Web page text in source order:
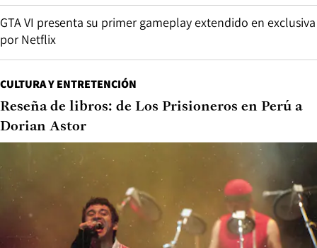
GTA VI presenta su primer gameplay extendido en exclusiva
por Netflix
CULTURA Y ENTRETENCIÓN
Reseña de libros: de Los Prisioneros en Perú a
Dorian Astor